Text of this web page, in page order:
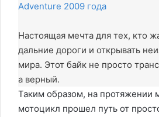
Adventure 2009 года
Настоящая мечта для тех, кто
дальние дороги и открывать
мира. Этот байк не просто
а верный.
Таким образом, на протяжении
мотоцикл прошел путь от